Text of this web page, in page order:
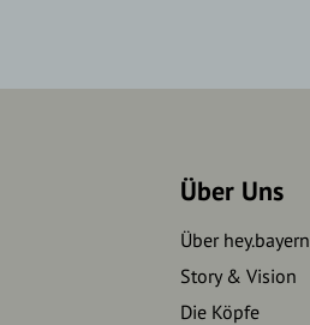
Über Uns
Über hey.bayern
Story & Vision
Die Köpfe